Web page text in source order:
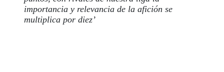
importancia y relevancia de la afición se
multiplica por diez’